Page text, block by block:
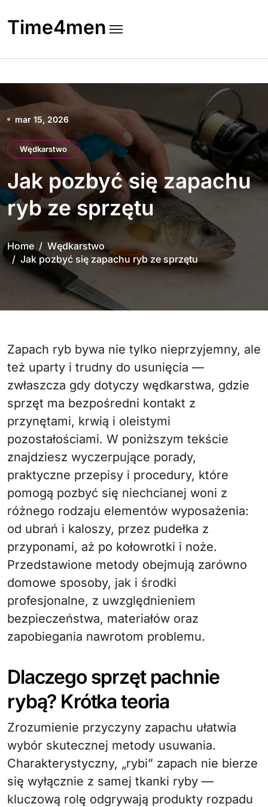
to
content
Time4men
mar 15, 2026
Wędkarstwo
Jak pozbyć się zapachu
ryb ze sprzętu
Home
Wędkarstwo
Jak pozbyć się zapachu ryb ze sprzętu
Zapach ryb bywa nie tylko nieprzyjemny, ale
też uparty i trudny do usunięcia —
zwłaszcza gdy dotyczy wędkarstwa, gdzie
sprzęt ma bezpośredni kontakt z
przynętami, krwią i oleistymi
pozostałościami. W poniższym tekście
znajdziesz wyczerpujące porady,
praktyczne przepisy i procedury, które
pomogą pozbyć się niechcianej woni z
różnego rodzaju elementów wyposażenia:
od ubrań i kaloszy, przez pudełka z
przyponami, aż po kołowrotki i noże.
Przedstawione metody obejmują zarówno
domowe sposoby, jak i środki
profesjonalne, z uwzględnieniem
bezpieczeństwa, materiałów oraz
zapobiegania nawrotom problemu.
Dlaczego sprzęt pachnie
rybą? Krótka teoria
Zrozumienie przyczyny zapachu ułatwia
wybór skutecznej metody usuwania.
Charakterystyczny, „rybi” zapach nie bierze
się wyłącznie z samej tkanki ryby —
kluczową rolę odgrywają produkty rozpadu